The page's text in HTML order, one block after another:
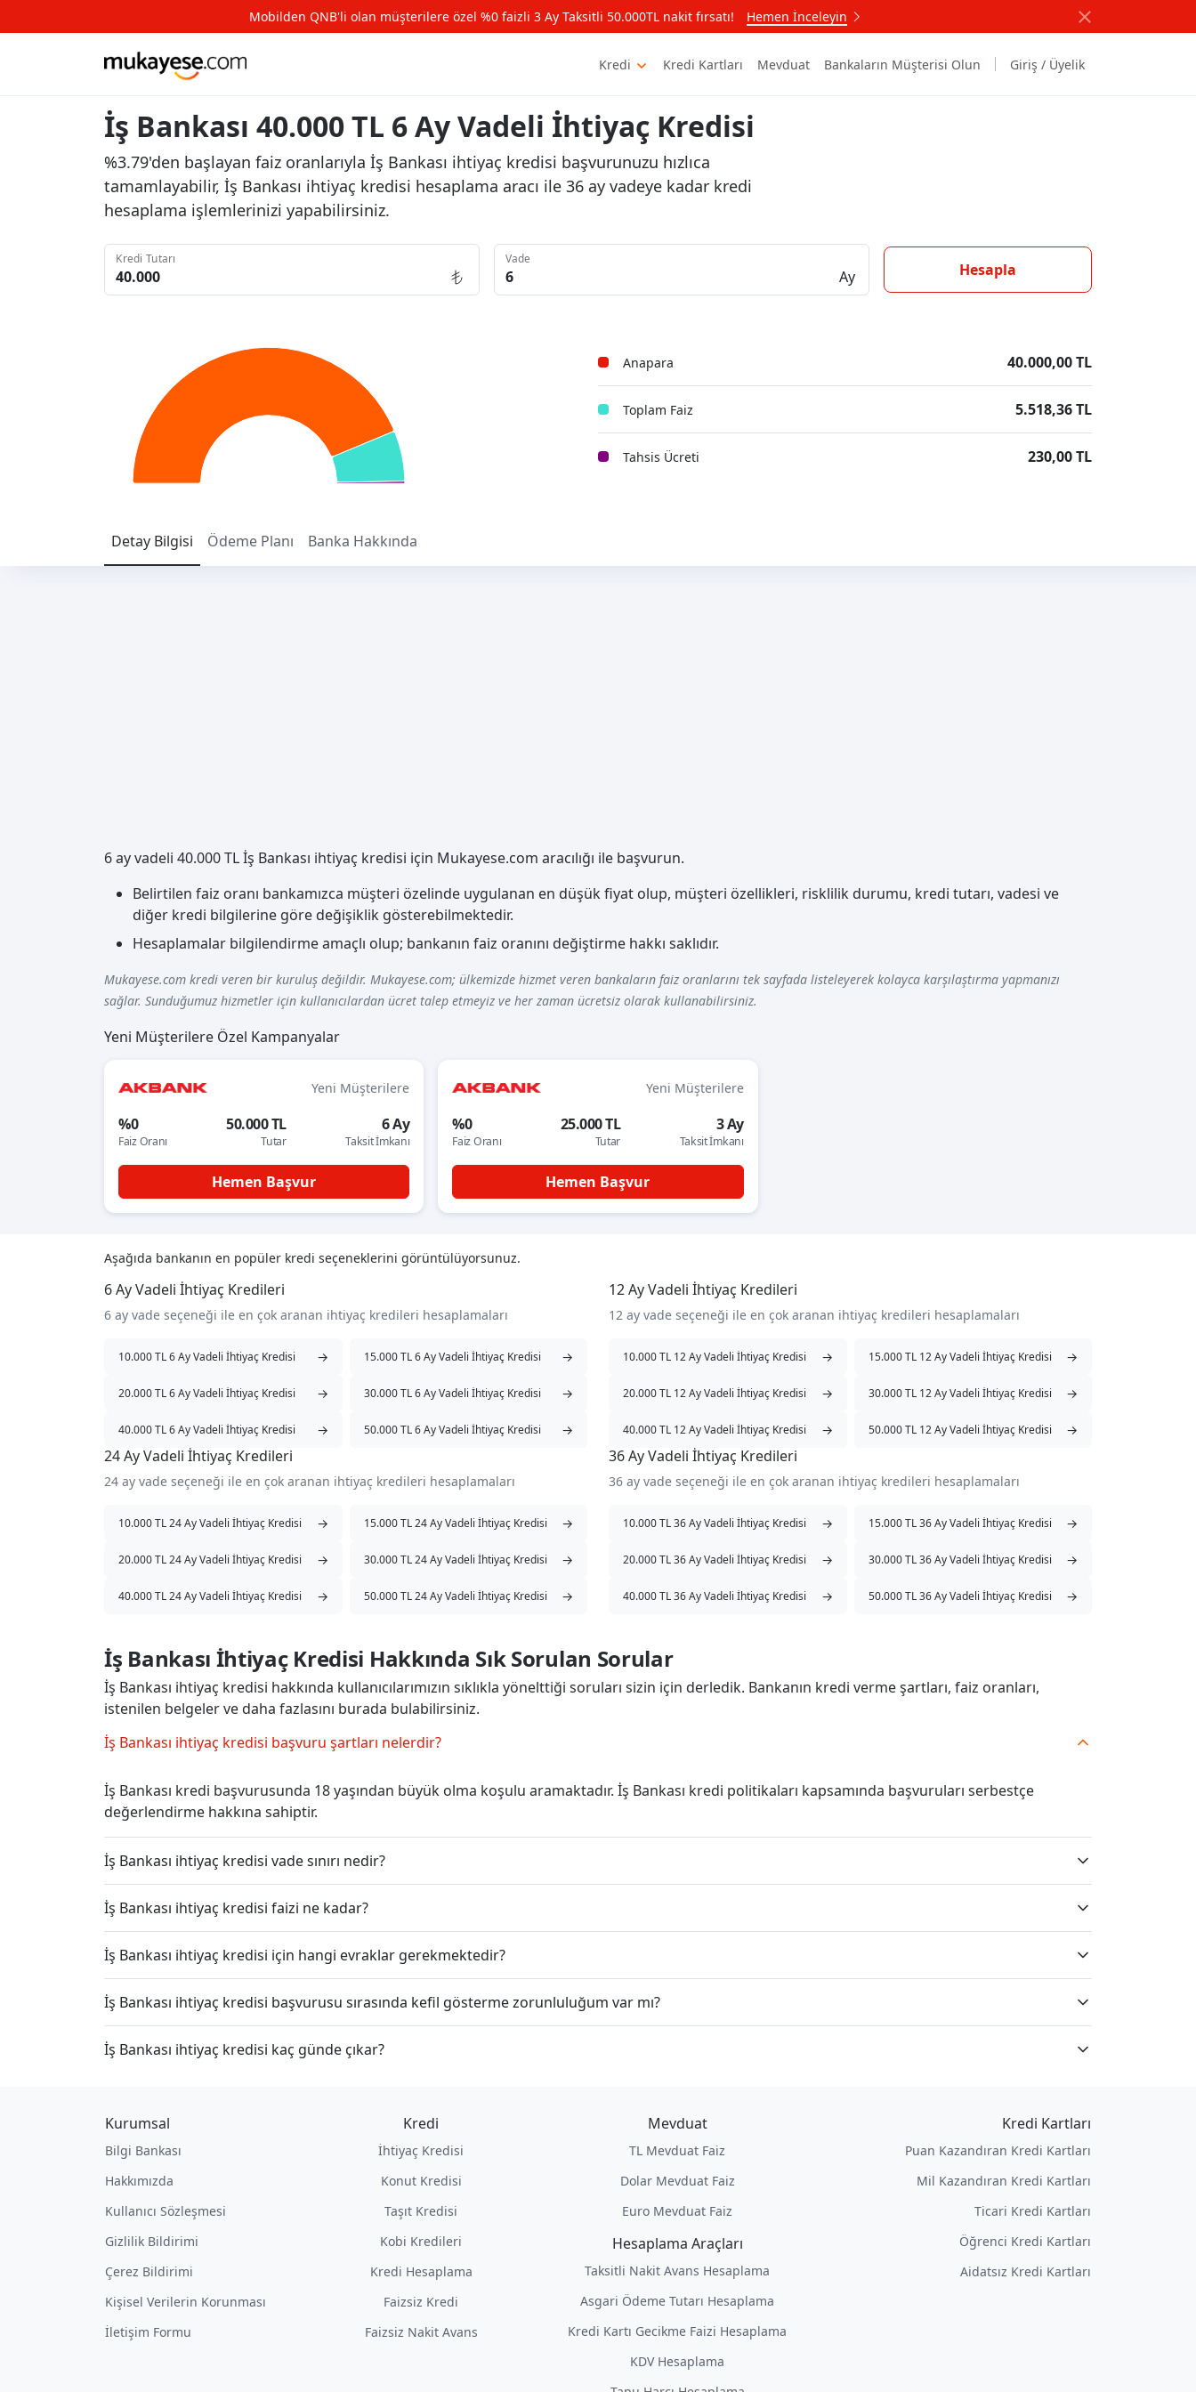
Mobilden QNB'li olan müşterilere özel %0 faizli 3 Ay Taksitli 50.000TL nakit fırsatı! Hemen İnceleyin
Kredi Kredi Kartları Mevduat Bankaların Müşterisi Olun Giriş / Üyelik
İş Bankası 40.000 TL 6 Ay Vadeli İhtiyaç Kredisi
%3.79'den başlayan faiz oranlarıyla İş Bankası ihtiyaç kredisi başvurunuzu hızlıca
tamamlayabilir, İş Bankası ihtiyaç kredisi hesaplama aracı ile 36 ay vadeye kadar kredi
hesaplama işlemlerinizi yapabilirsiniz.
Kredi Tutarı Vade
Ay Hesapla
Anapara 40.000,00 TL
Toplam Faiz 5.518,36 TL
Tahsis Ücreti 230,00 TL
Detay Bilgisi Ödeme Planı Banka Hakkında
6 ay vadeli 40.000 TL İş Bankası ihtiyaç kredisi için Mukayese.com aracılığı ile başvurun.
Belirtilen faiz oranı bankamızca müşteri özelinde uygulanan en düşük fiyat olup, müşteri özellikleri, risklilik durumu, kredi tutarı, vadesi ve
diğer kredi bilgilerine göre değişiklik gösterebilmektedir.
Hesaplamalar bilgilendirme amaçlı olup; bankanın faiz oranını değiştirme hakkı saklıdır.
Mukayese.com kredi veren bir kuruluş değildir. Mukayese.com; ülkemizde hizmet veren bankaların faiz oranlarını tek sayfada listeleyerek kolayca karşılaştırma yapmanızı
sağlar. Sunduğumuz hizmetler için kullanıcılardan ücret talep etmeyiz ve her zaman ücretsiz olarak kullanabilirsiniz.
Yeni Müşterilere Özel Kampanyalar
Yeni Müşterilere
%0
Faiz Oranı
50.000 TL
Tutar
6 Ay
Taksit İmkanı
Hemen Başvur
Yeni Müşterilere
%0
Faiz Oranı
25.000 TL
Tutar
3 Ay
Taksit İmkanı
Hemen Başvur
Aşağıda bankanın en popüler kredi seçeneklerini görüntülüyorsunuz.
6 Ay Vadeli İhtiyaç Kredileri
6 ay vade seçeneği ile en çok aranan ihtiyaç kredileri hesaplamaları
10.000 TL 6 Ay Vadeli İhtiyaç Kredisi → 15.000 TL 6 Ay Vadeli İhtiyaç Kredisi →
20.000 TL 6 Ay Vadeli İhtiyaç Kredisi → 30.000 TL 6 Ay Vadeli İhtiyaç Kredisi →
40.000 TL 6 Ay Vadeli İhtiyaç Kredisi → 50.000 TL 6 Ay Vadeli İhtiyaç Kredisi →
12 Ay Vadeli İhtiyaç Kredileri
12 ay vade seçeneği ile en çok aranan ihtiyaç kredileri hesaplamaları
10.000 TL 12 Ay Vadeli İhtiyaç Kredisi → 15.000 TL 12 Ay Vadeli İhtiyaç Kredisi →
20.000 TL 12 Ay Vadeli İhtiyaç Kredisi → 30.000 TL 12 Ay Vadeli İhtiyaç Kredisi →
40.000 TL 12 Ay Vadeli İhtiyaç Kredisi → 50.000 TL 12 Ay Vadeli İhtiyaç Kredisi →
24 Ay Vadeli İhtiyaç Kredileri
24 ay vade seçeneği ile en çok aranan ihtiyaç kredileri hesaplamaları
10.000 TL 24 Ay Vadeli İhtiyaç Kredisi → 15.000 TL 24 Ay Vadeli İhtiyaç Kredisi →
20.000 TL 24 Ay Vadeli İhtiyaç Kredisi → 30.000 TL 24 Ay Vadeli İhtiyaç Kredisi →
40.000 TL 24 Ay Vadeli İhtiyaç Kredisi → 50.000 TL 24 Ay Vadeli İhtiyaç Kredisi →
36 Ay Vadeli İhtiyaç Kredileri
36 ay vade seçeneği ile en çok aranan ihtiyaç kredileri hesaplamaları
10.000 TL 36 Ay Vadeli İhtiyaç Kredisi → 15.000 TL 36 Ay Vadeli İhtiyaç Kredisi →
20.000 TL 36 Ay Vadeli İhtiyaç Kredisi → 30.000 TL 36 Ay Vadeli İhtiyaç Kredisi →
40.000 TL 36 Ay Vadeli İhtiyaç Kredisi → 50.000 TL 36 Ay Vadeli İhtiyaç Kredisi →
İş Bankası İhtiyaç Kredisi Hakkında Sık Sorulan Sorular
İş Bankası ihtiyaç kredisi hakkında kullanıcılarımızın sıklıkla yönelttiği soruları sizin için derledik. Bankanın kredi verme şartları, faiz oranları,
istenilen belgeler ve daha fazlasını burada bulabilirsiniz.
İş Bankası ihtiyaç kredisi başvuru şartları nelerdir?
İş Bankası kredi başvurusunda 18 yaşından büyük olma koşulu aramaktadır. İş Bankası kredi politikaları kapsamında başvuruları serbestçe
değerlendirme hakkına sahiptir.
İş Bankası ihtiyaç kredisi vade sınırı nedir?
İş Bankası ihtiyaç kredisi faizi ne kadar?
İş Bankası ihtiyaç kredisi için hangi evraklar gerekmektedir?
İş Bankası ihtiyaç kredisi başvurusu sırasında kefil gösterme zorunluluğum var mı?
İş Bankası ihtiyaç kredisi kaç günde çıkar?
Kurumsal
Bilgi Bankası
Hakkımızda
Kullanıcı Sözleşmesi
Gizlilik Bildirimi
Çerez Bildirimi
Kişisel Verilerin Korunması
İletişim Formu
Kredi
İhtiyaç Kredisi
Konut Kredisi
Taşıt Kredisi
Kobi Kredileri
Kredi Hesaplama
Faizsiz Kredi
Faizsiz Nakit Avans
Mevduat
TL Mevduat Faiz
Dolar Mevduat Faiz
Euro Mevduat Faiz
Hesaplama Araçları
Taksitli Nakit Avans Hesaplama
Asgari Ödeme Tutarı Hesaplama
Kredi Kartı Gecikme Faizi Hesaplama
KDV Hesaplama
Kredi Kartları
Puan Kazandıran Kredi Kartları
Mil Kazandıran Kredi Kartları
Ticari Kredi Kartları
Öğrenci Kredi Kartları
Aidatsız Kredi Kartları